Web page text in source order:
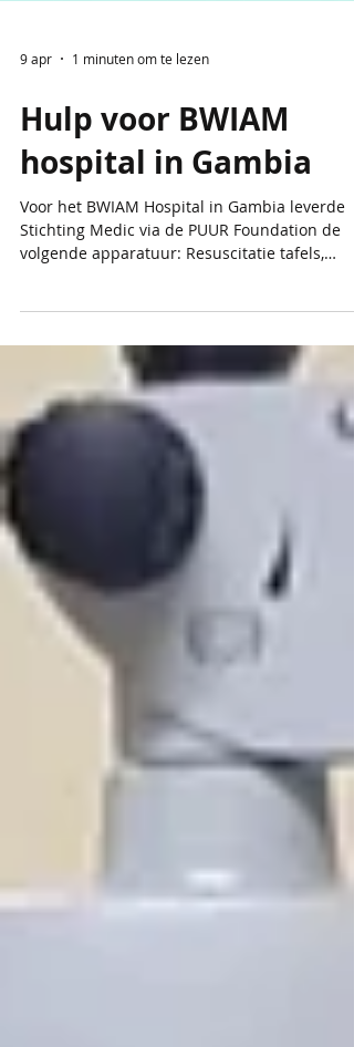
9 apr 1 minuten om te lezen
Hulp voor BWIAM
hospital in Gambia
Voor het BWIAM Hospital in Gambia leverde
en infuus- en spuitpompen. De PUUR
Foundation ( https://www.puurfoundation.nl ) is
een organisatie die zich inzet voor de
van moeder- en kindzorg in de binnenlanden
van Gambia, zodat zij niet uren hoeven te
reizen om veilig te kunnen bevallen. Doel is